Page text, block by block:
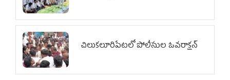
చిలుక‌లూరిపేట‌లో పోలీసుల ఓవ‌రాక్ష‌న్‌